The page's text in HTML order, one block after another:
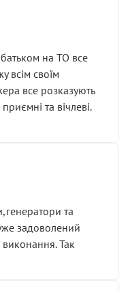
на ТО все
всім своїм
все розказують
та вічлеві.
та
задоволений
виконання. Так